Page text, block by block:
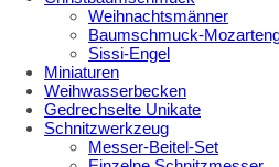
Weihnachtsmänner
Baumschmuck-
Sissi-Engel
Miniaturen
Weihwasserbecken
Gedrechselte Unikate
Schnitzwerkzeug
Messer-Beitel-Set